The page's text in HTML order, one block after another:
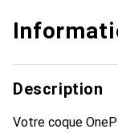
Description
Votre coque